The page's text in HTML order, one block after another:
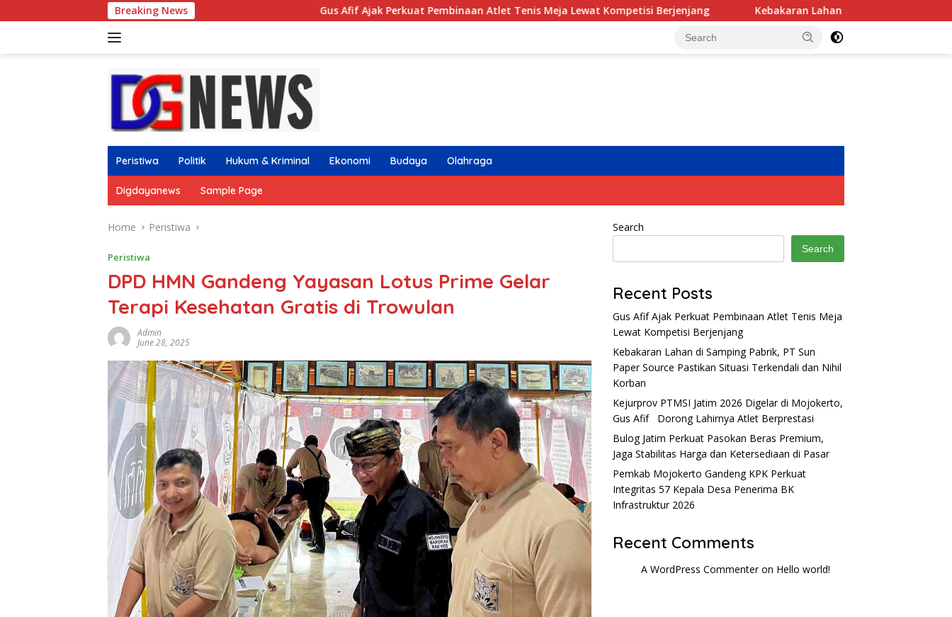
to
Breaking News Gus Afif Ajak Perkuat Pembinaan Atlet Tenis Meja Lewat Kompetisi Berjenjang Kebakaran Lahan di Samping Pabrik, PT Sun Paper
Peristiwa Politik Hukum & Kriminal Ekonomi Budaya Olahraga
Digdayanews Sample Page
Home Peristiwa
Peristiwa
DPD HMN Gandeng Yayasan Lotus Prime Gelar
Terapi Kesehatan Gratis di Trowulan
Admin
June 28, 2025
Search
Search
Recent Posts
Gus Afif Ajak Perkuat Pembinaan Atlet Tenis Meja
Lewat Kompetisi Berjenjang
Kebakaran Lahan di Samping Pabrik, PT Sun
Paper Source Pastikan Situasi Terkendali dan Nihil
Korban
Kejurprov PTMSI Jatim 2026 Digelar di Mojokerto,
Gus Afif Dorong Lahirnya Atlet Berprestasi
Bulog Jatim Perkuat Pasokan Beras Premium,
Jaga Stabilitas Harga dan Ketersediaan di Pasar
Pemkab Mojokerto Gandeng KPK Perkuat
Integritas 57 Kepala Desa Penerima BK
Infrastruktur 2026
Recent Comments
A WordPress Commenteron Hello world!